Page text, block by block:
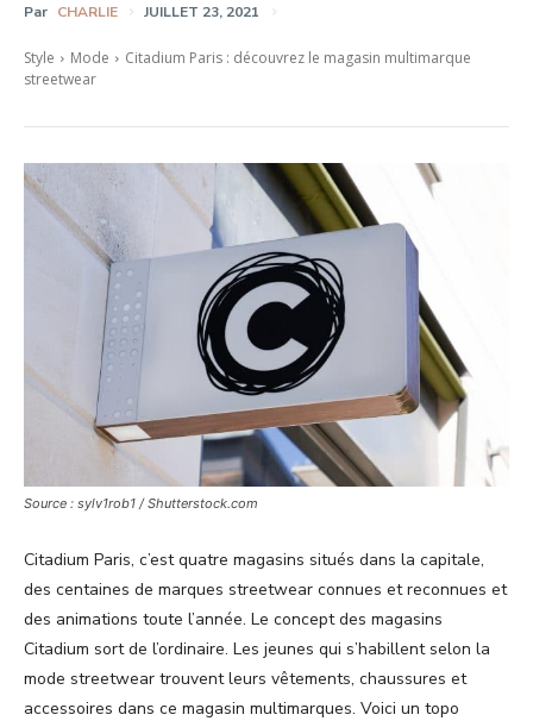
Par CHARLIE JUILLET 23, 2021
Style Mode
Citadium Paris : découvrez le magasin multimarque
streetwear
Source : sylv1rob1 / Shutterstock.com
Citadium Paris, c’est quatre magasins situés dans la capitale,
des centaines de marques streetwear connues et reconnues et
des animations toute l’année. Le concept des magasins
Citadium sort de l’ordinaire. Les jeunes qui s’habillent selon la
mode streetwear trouvent leurs vêtements, chaussures et
accessoires dans ce magasin multimarques. Voici un topo